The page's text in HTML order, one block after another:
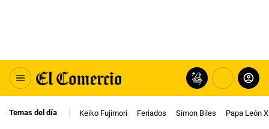
Temas del día Keiko Fujimori Feriados Simon Biles Papa León